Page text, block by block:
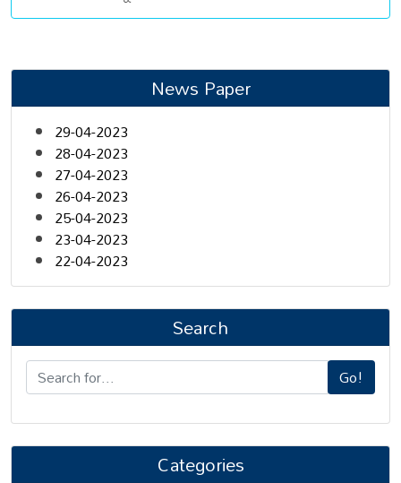
News Paper
29-04-2023
28-04-2023
27-04-2023
26-04-2023
25-04-2023
23-04-2023
22-04-2023
Search
Go!
Categories